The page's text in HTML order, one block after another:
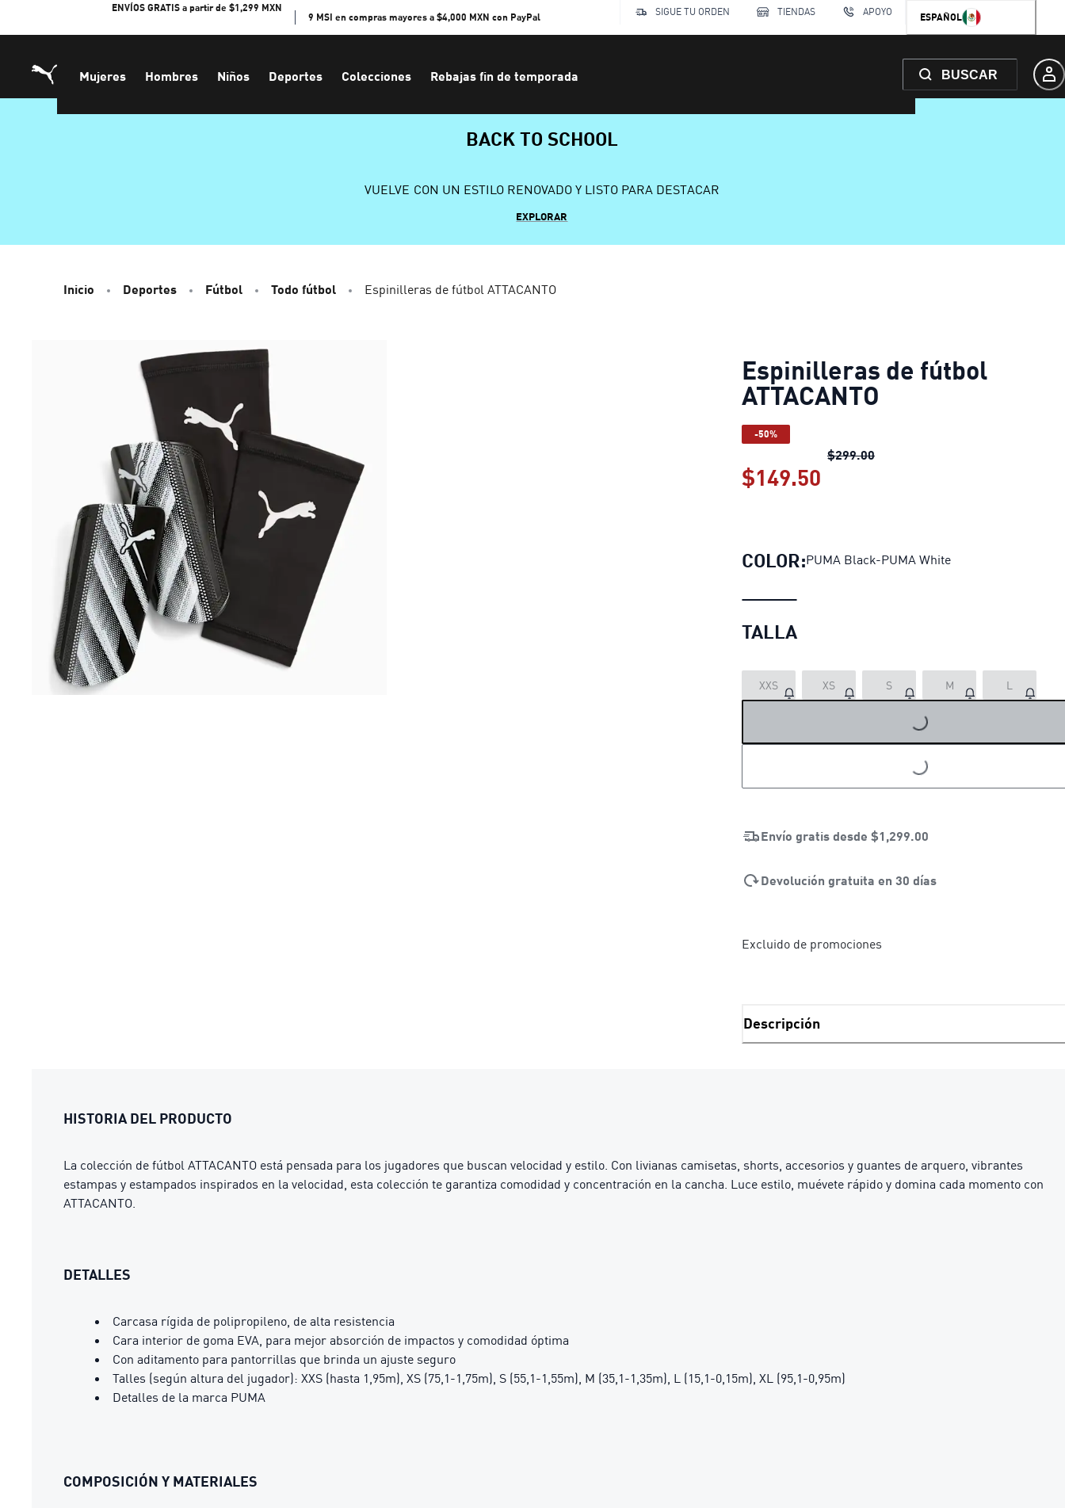
ENVÍOS GRATIS a partir de $1,299 MXN
9 MSI en compras mayores a $4,000 MXN con PayPal
SIGUE TU ORDEN TIENDAS APOYO ESPAÑOL
Mujeres Hombres Niños Deportes Colecciones Rebajas fin de temporada BUSCAR
BACK TO SCHOOL
VUELVE CON UN ESTILO RENOVADO Y LISTO PARA DESTACAR
EXPLORAR
Inicio Deportes Fútbol Todo fútbol Espinilleras de fútbol ATTACANTO
Espinilleras de fútbol
ATTACANTO
-50%
$299.00Espinilleras de fútbol
$149.50
COLOR:PUMA Black-PUMA White
TALLA
XXS XS S M L
LOADING...
LOADING...
Envío gratis desde $1,299.00
Devolución gratuita en 30 días
Excluido de promociones
Descripción
HISTORIA DEL PRODUCTO
La colección de fútbol ATTACANTO está pensada para los jugadores que buscan velocidad y estilo. Con livianas camisetas, shorts, accesorios y guantes de arquero, vibrantes
estampas y estampados inspirados en la velocidad, esta colección te garantiza comodidad y concentración en la cancha. Luce estilo, muévete rápido y domina cada momento con
ATTACANTO.
DETALLES
Carcasa rígida de polipropileno, de alta resistencia
Cara interior de goma EVA, para mejor absorción de impactos y comodidad óptima
Con aditamento para pantorrillas que brinda un ajuste seguro
Talles (según altura del jugador): XXS (hasta 1,95m), XS (75,1-1,75m), S (55,1-1,55m), M (35,1-1,35m), L (15,1-0,15m), XL (95,1-0,95m)
Detalles de la marca PUMA
COMPOSICIÓN Y MATERIALES